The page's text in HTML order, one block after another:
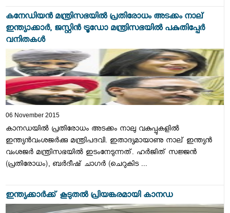
കനേഡിയന്‍ മന്ത്രിസഭയില്‍ പ്രതിരോധം അടക്കം നാല്
ഇന്ത്യാക്കാര്‍, ജസ്റ്റിന്‍ ട്രൂഡോ മന്ത്രിസഭയില്‍ പകുതിപ്പേര്‍
വനിതകള്‍
06 November 2015
കാനഡയില്‍ പ്രതിരോധം അടക്കം നാലു വകുപ്പുകളില്‍
ഇന്ത്യന്‍വംശജര്‍ക്കു മന്ത്രിപദവി. ഇതാദ്യമായാണു നാല് ഇന്ത്യന്‍
വംശജര്‍ മന്ത്രിസഭയില്‍ ഇടംനേടുന്നത്. ഹര്‍ജിത് സജ്ജന്‍
(പ്രതിരോധം), ബര്‍ദീഷ് ചാഗര്‍ (ചെറുകിട ...
ഇന്ത്യക്കാര്‍ക്ക്‌ കൂടുതല്‍ പ്രിയങ്കരമായി കാനഡ